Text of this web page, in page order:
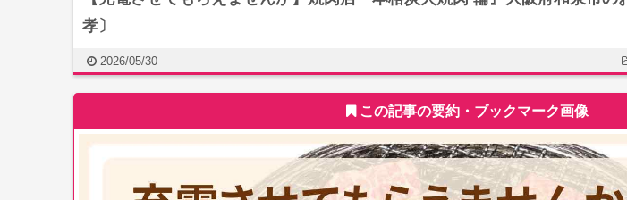
孝〕
2026/05/30
この記事の要約・ブックマーク画像